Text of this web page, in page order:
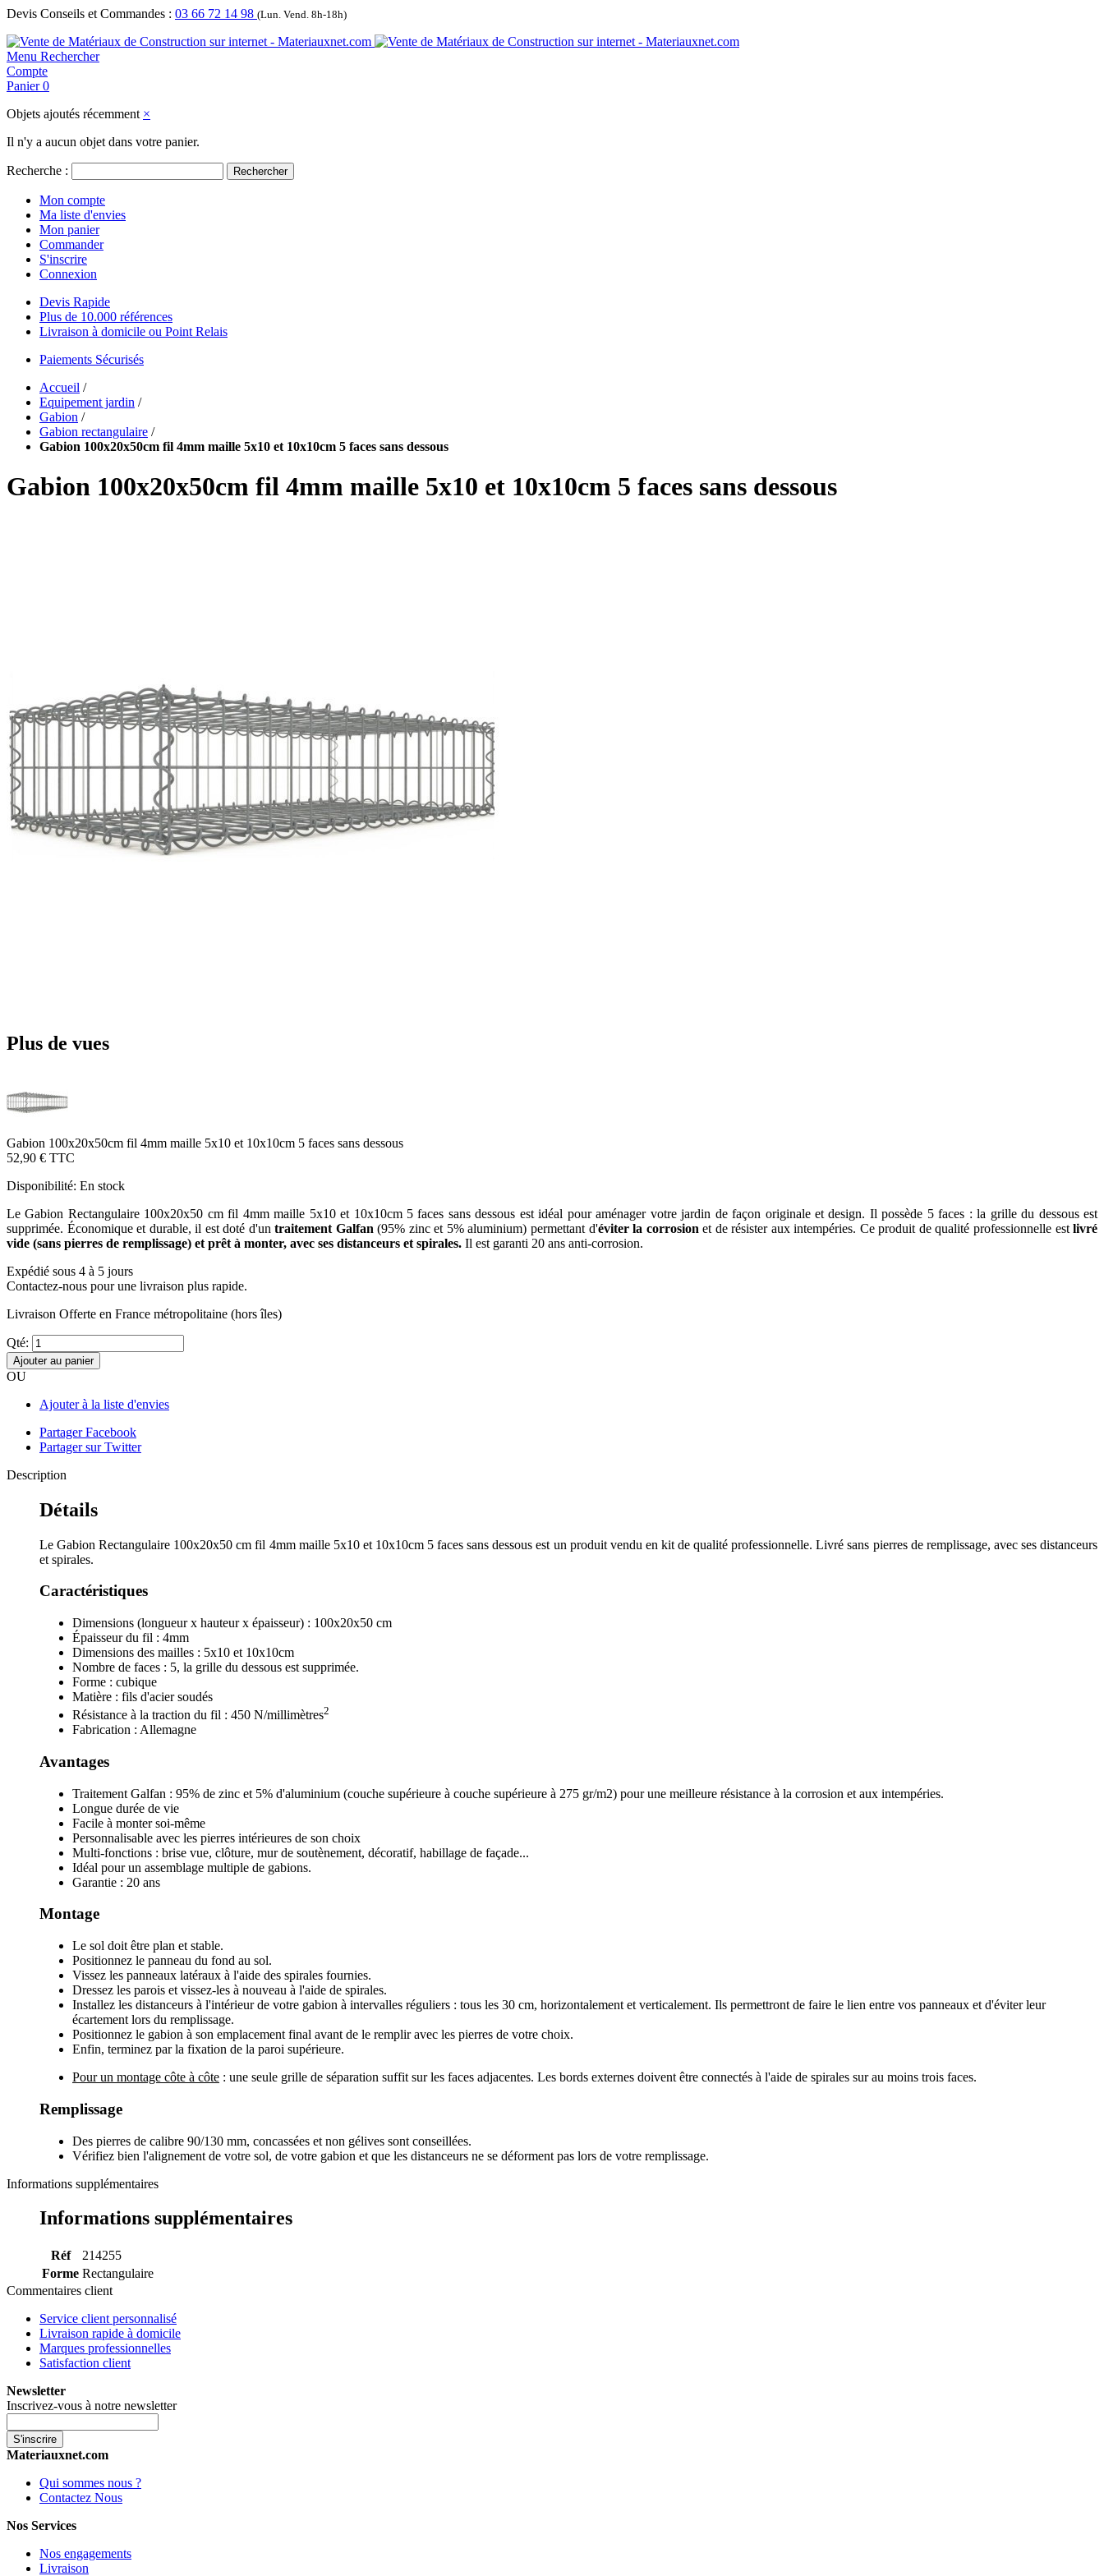
Devis Conseils et Commandes : 03 66 72 14 98 (Lun. Vend. 8h-18h)
Menu Rechercher
Compte
Panier 0
Objets ajoutés récemment ×
Il n'y a aucun objet dans votre panier.
Recherche : Rechercher
Mon compte
Ma liste d'envies
Mon panier
Commander
S'inscrire
Connexion
Devis Rapide
Plus de 10.000 références
Livraison à domicile ou Point Relais
Paiements Sécurisés
Accueil /
Equipement jardin /
Gabion /
Gabion rectangulaire /
Gabion 100x20x50cm fil 4mm maille 5x10 et 10x10cm 5 faces sans dessous
Gabion 100x20x50cm fil 4mm maille 5x10 et 10x10cm 5 faces sans dessous
Plus de vues
Gabion 100x20x50cm fil 4mm maille 5x10 et 10x10cm 5 faces sans dessous
52,90 € TTC
Disponibilité: En stock
Le Gabion Rectangulaire 100x20x50 cm fil 4mm maille 5x10 et 10x10cm 5 faces sans dessous est idéal pour aménager votre jardin de façon originale et design. Il possède 5 faces : la grille du dessous est
supprimée. Économique et durable, il est doté d'untraitement Galfan (95% zinc et 5% aluminium) permettant d'éviter la corrosion et de résister aux intempéries. Ce produit de qualité professionnelle estlivré
vide (sans pierres de remplissage) et prêt à monter, avec ses distanceurs et spirales. Il est garanti 20 ans anti-corrosion.
Expédié sous 4 à 5 jours
Contactez-nous pour une livraison plus rapide.
Livraison Offerte en France métropolitaine (hors îles)
Qté:
Ajouter au panier
OU
Ajouter à la liste d'envies
Partager Facebook
Partager sur Twitter
Description
Détails
Le Gabion Rectangulaire 100x20x50 cm fil 4mm maille 5x10 et 10x10cm 5 faces sans dessous est un produit vendu en kit de qualité professionnelle. Livré sans pierres de remplissage, avec ses distanceurs
et spirales.
Caractéristiques
Dimensions (longueur x hauteur x épaisseur) : 100x20x50 cm
Épaisseur du fil : 4mm
Dimensions des mailles : 5x10 et 10x10cm
Nombre de faces : 5, la grille du dessous est supprimée.
Forme : cubique
Matière : fils d'acier soudés
Résistance à la traction du fil : 450 N/millimètres2
Fabrication : Allemagne
Avantages
Traitement Galfan : 95% de zinc et 5% d'aluminium (couche supérieure à couche supérieure à 275 gr/m2) pour une meilleure résistance à la corrosion et aux intempéries.
Longue durée de vie
Facile à monter soi-même
Personnalisable avec les pierres intérieures de son choix
Multi-fonctions : brise vue, clôture, mur de soutènement, décoratif, habillage de façade...
Idéal pour un assemblage multiple de gabions.
Garantie : 20 ans
Montage
Le sol doit être plan et stable.
Positionnez le panneau du fond au sol.
Vissez les panneaux latéraux à l'aide des spirales fournies.
Dressez les parois et vissez-les à nouveau à l'aide de spirales.
Installez les distanceurs à l'intérieur de votre gabion à intervalles réguliers : tous les 30 cm, horizontalement et verticalement. Ils permettront de faire le lien entre vos panneaux et d'éviter leur
écartement lors du remplissage.
Positionnez le gabion à son emplacement final avant de le remplir avec les pierres de votre choix.
Enfin, terminez par la fixation de la paroi supérieure.
Pour un montage côte à côte : une seule grille de séparation suffit sur les faces adjacentes. Les bords externes doivent être connectés à l'aide de spirales sur au moins trois faces.
Remplissage
Des pierres de calibre 90/130 mm, concassées et non gélives sont conseillées.
Vérifiez bien l'alignement de votre sol, de votre gabion et que les distanceurs ne se déforment pas lors de votre remplissage.
Informations supplémentaires
Informations supplémentaires
Réf
214255
Forme Rectangulaire
Commentaires client
Service client personnalisé
Livraison rapide à domicile
Marques professionnelles
Satisfaction client
Newsletter
Inscrivez-vous à notre newsletter
S'inscrire
Materiauxnet.com
Qui sommes nous ?
Contactez Nous
Nos Services
Nos engagements
Livraison